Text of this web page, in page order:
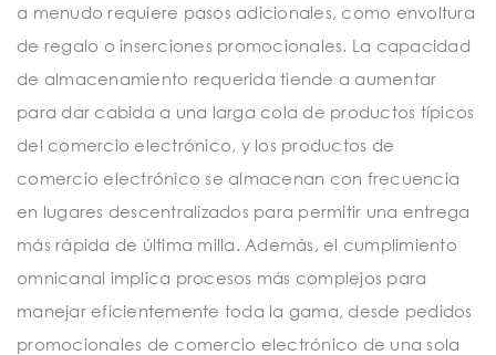
a menudo requiere pasos adicionales, como envoltura
de regalo o inserciones promocionales. La capacidad
de almacenamiento requerida tiende a aumentar
para dar cabida a una larga cola de productos típicos
del comercio electrónico, y los productos de
comercio electrónico se almacenan con frecuencia
en lugares descentralizados para permitir una entrega
más rápida de última milla. Además, el cumplimiento
omnicanal implica procesos más complejos para
manejar eficientemente toda la gama, desde pedidos
promocionales de comercio electrónico de una sola